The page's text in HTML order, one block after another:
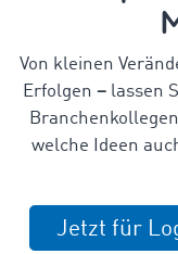
Von kleinen
Erfolgen –lassen
welche Ideen
Jetzt für